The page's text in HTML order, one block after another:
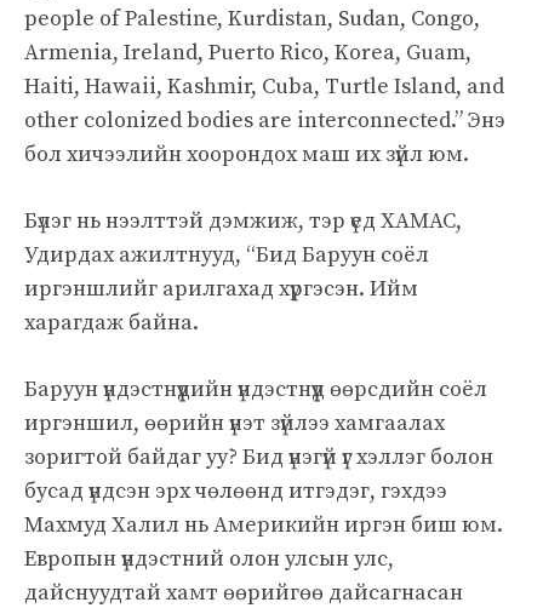
people of Palestine, Kurdistan, Sudan, Congo,
Armenia, Ireland, Puerto Rico, Korea, Guam,
Haiti, Hawaii, Kashmir, Cuba, Turtle Island, and
other colonized bodies are interconnected.” Энэ
бол хичээлийн хоорондох маш их зүйл юм.
Бүлэг нь нээлттэй дэмжиж, тэр үед ХАМАС,
Удирдах ажилтнууд, “Бид Баруун соёл
иргэншлийг арилгахад хүргэсэн. Ийм
харагдаж байна.
Баруун үндэстнүүдийн үндэстнүүд өөрсдийн соёл
иргэншил, өөрийн үнэт зүйлээ хамгаалах
зоригтой байдаг уу? Бид үнэгүй үг хэллэг болон
бусад үндсэн эрх чөлөөнд итгэдэг, гэхдээ
Махмуд Халил нь Америкийн иргэн биш юм.
Европын үндэстний олон улсын улс,
дайснуудтай хамт өөрийгөө дайсагнасан